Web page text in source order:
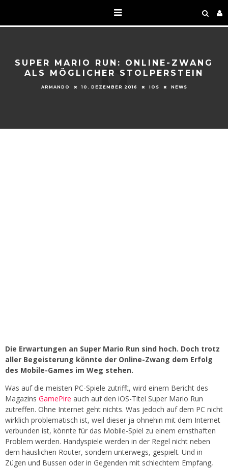
SUPER MARIO RUN: ONLINE-ZWANG
ALS MÖGLICHER STOLPERSTEIN
ARMANDO 10. DEZEMBER 2016 IOS NEWS
Die Erwartungen an Super Mario Run sind hoch. Doch trotz
aller Begeisterung könnte der Online-Zwang dem Erfolg
des Mobile-Games im Weg stehen.
Was auf die meisten PC-Spiele zutrifft, wird einem Bericht des
Magazins GamePire auch auf den iOS-Titel Super Mario Run
zutreffen. Ohne Internet geht nichts. Was jedoch auf dem PC nicht
wirklich problematisch ist, weil dieser ja ohnehin mit dem Internet
verbunden ist, könnte für das Mobile-Spiel zu einem ernsthaften
Problem werden. Handyspiele werden in der Regel nicht neben
dem häuslichen Router, sondern unterwegs, gespielt. Und in
Zügen und Bussen oder in Gegenden mit schlechtem Empfang,